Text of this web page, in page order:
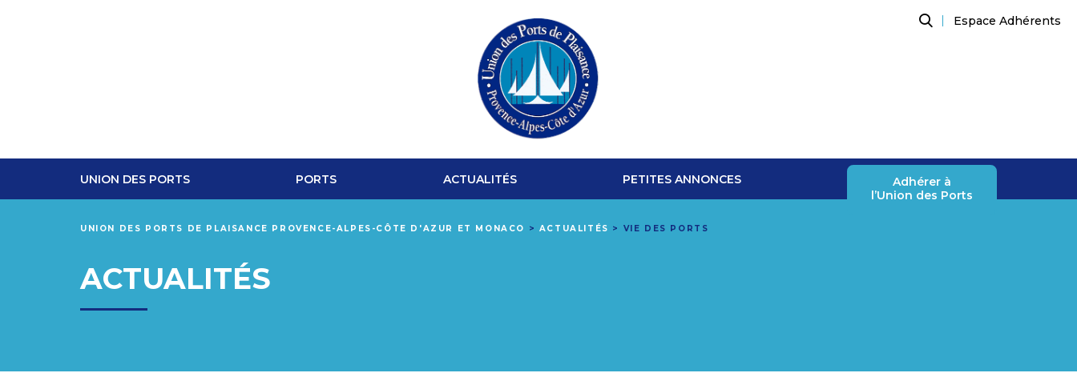
Espace Adhérents
UNION
PORTS
UNION DES PORTS PORTS ACTUALITÉS PETITES ANNONCES
Adhérer à
l’Union des Ports
UNION DES PORTS DE PLAISANCE PROVENCE-ALPES-CÔTE D'AZUR ET MONACO > ACTUALITÉS > VIE DES PORTS
ACTUALITÉS